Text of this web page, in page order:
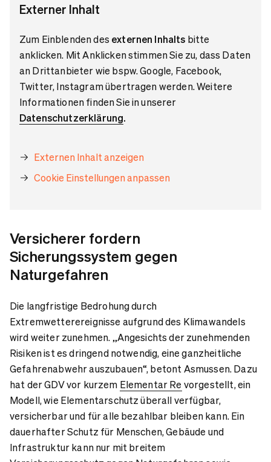
Externer Inhalt
Zum Einblenden des externen Inhalts bitte
anklicken. Mit Anklicken stimmen Sie zu, dass Daten
an Drittanbieter wie bspw. Google, Facebook,
Twitter, Instagram übertragen werden. Weitere
Informationen finden Sie in unserer
Datenschutzerklärung.
Externen Inhalt anzeigen
Cookie Einstellungen anpassen
Versicherer fordern
Sicherungssystem gegen
Naturgefahren
Die langfristige Bedrohung durch
Extremwetterereignisse aufgrund des Klimawandels
wird weiter zunehmen. „Angesichts der zunehmenden
Risiken ist es dringend notwendig, eine ganzheitliche
Gefahrenabwehr auszubauen“, betont Asmussen. Dazu
hat der GDV vor kurzem Elementar Re vorgestellt, ein
Modell, wie Elementarschutz überall verfügbar,
versicherbar und für alle bezahlbar bleiben kann. Ein
dauerhafter Schutz für Menschen, Gebäude und
Infrastruktur kann nur mit breitem